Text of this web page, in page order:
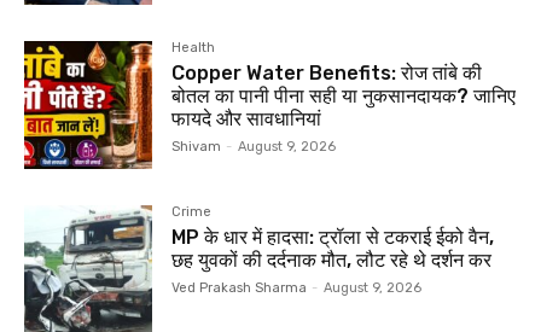
Health
Copper Water Benefits: रोज तांबे की
बोतल का पानी पीना सही या नुकसानदायक? जानिए
फायदे और सावधानियां
Shivam - August 9, 2026
Crime
MP के धार में हादसा: ट्रॉला से टकराई ईको वैन,
छह युवकों की दर्दनाक मौत, लौट रहे थे दर्शन कर
Ved Prakash Sharma - August 9, 2026